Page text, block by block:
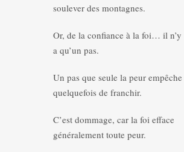
soulever des montagnes.
Or, de la confiance à la foi… il n’y
a qu’un pas.
Un pas que seule la peur empêche
quelquefois de franchir.
C’est dommage, car la foi efface
généralement toute peur.